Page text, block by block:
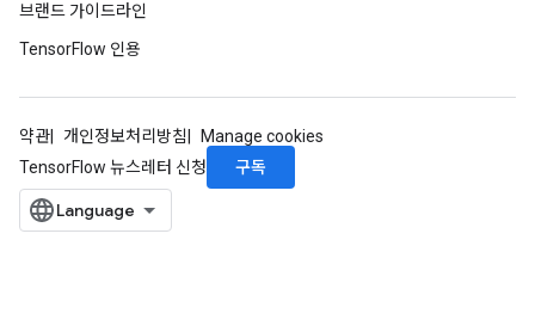
브랜드 가이드라인
TensorFlow 인용
약관 개인정보처리방침
Manage cookies
TensorFlow 뉴스레터 신청
구독